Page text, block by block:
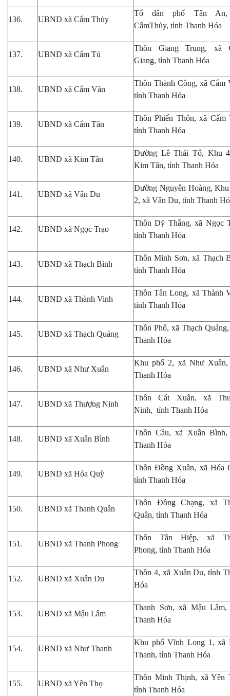
136. UBND xã Cẩm Thủy
Tổ dân phố Tân
CẩmThủy, tỉnh Thanh Hóa
137. UBND xã Cẩm Tú
Thôn Giang Trung, xã
Giang, tỉnh Thanh Hóa
138. UBND xã Cẩm Vân
Thôn Thành Công, xã Cẩm
tỉnh Thanh Hóa
139. UBND xã Cẩm Tân
Thôn Phiến Thôn, xã Cẩm
tỉnh Thanh Hóa
140. UBND xã Kim Tân
Đường Lê Thái Tổ, Khu
Kim Tân, tỉnh Thanh Hóa
141. UBND xã Vân Du
Đường Nguyễn Hoàng,
2, xã Vân Du, tỉnh Thanh
142. UBND xã Ngọc Trạo
Thôn Dỹ Thắng, xã Ngọc
tỉnh Thanh Hóa
143. UBND xã Thạch Bình
Thôn Minh Sơn, xã Thạch
tỉnh Thanh Hóa
144. UBND xã Thành Vinh
Thôn Tân Long, xã Thành
tỉnh Thanh Hóa
145. UBND xã Thạch Quảng
Thôn Phố, xã Thạch
Thanh Hóa
146. UBND xã Như Xuân
Khu phố 2, xã Như Xuân,
Thanh Hóa
147. UBND xã Thượng Ninh
Thôn Cát Xuân, xã
Ninh, tỉnh Thanh Hóa
148. UBND xã Xuân Bình
Thôn Cầu, xã Xuân Bình,
Thanh Hóa
149. UBND xã Hóa Quỳ
Thôn Đồng Xuân, xã Hóa
tỉnh Thanh Hóa
150. UBND xã Thanh Quân
Thôn Đồng Chạng, xã
Quân, tỉnh Thanh Hóa
151. UBND xã Thanh Phong
Thôn Tân Hiệp, xã
Phong, tỉnh Thanh Hóa
152. UBND xã Xuân Du
Thôn 4, xã Xuân Du, tỉnh
Hóa
153. UBND xã Mậu Lâm
Thanh Sơn, xã Mậu Lâm,
Thanh Hóa
154. UBND xã Như Thanh
Khu phố Vĩnh Long 1, xã
Thanh, tỉnh Thanh Hóa
155. UBND xã Yên Thọ
Thôn Minh Thịnh, xã Yên
tỉnh Thanh Hóa